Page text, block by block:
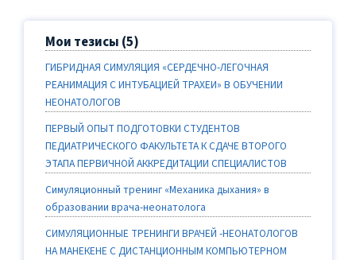
Мои тезисы (5)
ГИБРИДНАЯ СИМУЛЯЦИЯ «CЕРДЕЧНО-ЛЕГОЧНАЯ
РЕАНИМАЦИЯ С ИНТУБАЦИЕЙ ТРАХЕИ» В ОБУЧЕНИИ
НЕОНАТОЛОГОВ
ПЕРВЫЙ ОПЫТ ПОДГОТОВКИ СТУДЕНТОВ
ПЕДИАТРИЧЕСКОГО ФАКУЛЬТЕТА К СДАЧЕ ВТОРОГО
ЭТАПА ПЕРВИЧНОЙ АККРЕДИТАЦИИ СПЕЦИАЛИСТОВ
Симуляционный тренинг «Механика дыхания» в
образовании врача-неонатолога
СИМУЛЯЦИОННЫЕ ТРЕНИНГИ ВРАЧЕЙ -НЕОНАТОЛОГОВ
НА МАНЕКЕНЕ С ДИСТАНЦИОННЫМ КОМПЬЮТЕРНОМ